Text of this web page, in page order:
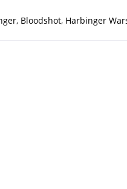
, Bloodshot, Harbinger